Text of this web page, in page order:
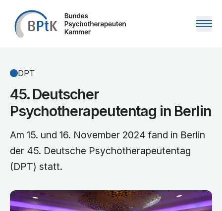
Zum Inhalt springen
DPT
45. Deutscher
Psychotherapeutentag in Berlin
Am 15. und 16. November 2024 fand in Berlin
der 45. Deutsche Psychotherapeutentag
(DPT) statt.